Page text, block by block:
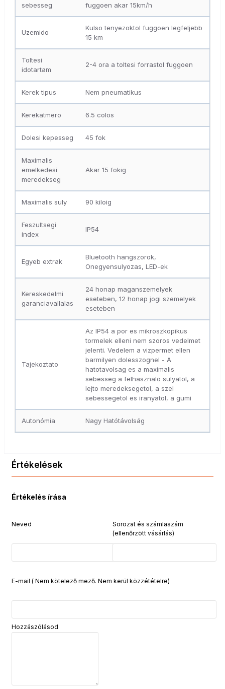
sebesseg
fuggoen akar 15km/h
Uzemido
Kulso tenyezoktol fuggoen legfeljebb
15 km
Toltesi
idotartam
2-4 ora a toltesi forrastol fuggoen
Kerek tipus Nem pneumatikus
Kerekatmero 6.5 colos
Dolesi kepesseg 45 fok
Maximalis
emelkedesi
meredekseg
Akar 15 fokig
Maximalis suly 90 kiloig
Feszultsegi
index
IP54
Egyeb extrak
Bluetooth hangszorok,
Onegyensulyozas, LED-ek
Kereskedelmi
garanciavallalas
24 honap maganszemelyek
eseteben, 12 honap jogi szemelyek
eseteben
Tajekoztato
Az IP54 a por es mikroszkopikus
tormelek elleni nem szoros vedelmet
jelenti. Vedelem a vizpermet ellen
barmilyen dolesszognel - A
hatotavolsag es a maximalis
sebesseg a felhasznalo sulyatol, a
lejto meredeksegetol, a szel
sebessegetol es iranyatol, a gumi
Autonómia Nagy Hatótávolság
Értékelések
Értékelés írása
Neved
Sorozat és számlaszám
(ellenőrzött vásárlás)
E-mail ( Nem kötelező mező. Nem kerül közzétételre)
Hozzászólásod